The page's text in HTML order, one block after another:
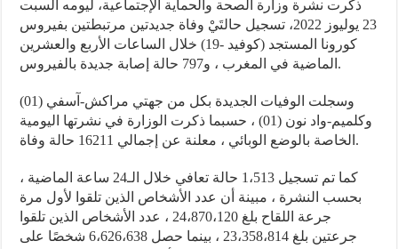
ذكرت نشرة وزارة الصحة والحماية الإجتماعية، ليومه السبت
23 يوليوز 2022، تسجيل حالتَيْ وفاة جديدتين مرتبطتين بفيروس
كورونا المستجد (كوفيد -19) خلال الساعات الأربع والعشرين
الماضية في المغرب ، و797 حالة إصابة جديدة بالفيروس.
وسجلت الوفيات الجديدة بكل من جهتي مراكش-آسفي (01)
وكلميم-واد نون (01) ، حسبما ذكرت الوزارة في نشرتها اليومية
الخاصة بالوضع الوبائي ، معلنة عن إجمالي 16211 حالة وفاة.
كما تم تسجيل 1،513 حالة تعافي خلال الـ24 ساعة الماضية ،
بحسب النشرة ، مبينة أن عدد الأشخاص الذين تلقوا لأول مرة
جرعة اللقاح بلغ 24،870،120 ، عدد الأشخاص الذين تلقوا
جرعتين بلغ 23،358،814 ، بينما حصل 6،626،638 شخصًا على